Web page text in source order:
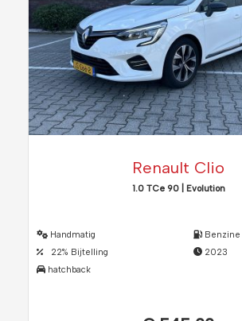
Renault Clio
1.0 TCe 90 | Evolution
Handmatig
22% Bijtelling
hatchback
Benzine
2023